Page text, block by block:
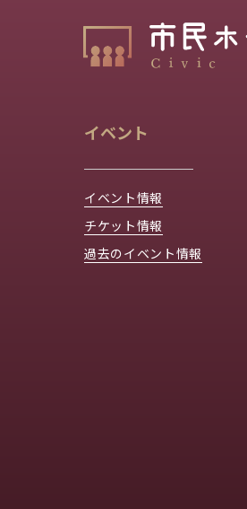
イベント
イベント情報
チケット情報
過去のイベント情報